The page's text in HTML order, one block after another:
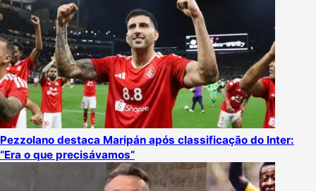
Pezzolano destaca Maripán após classificação do Inter:
“Era o que precisávamos”